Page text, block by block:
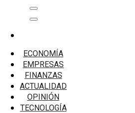
Menú
principal
ECONOMÍA
EMPRESAS
FINANZAS
ACTUALIDAD
OPINIÓN
TECNOLOGÍA
Tres veces sí a la inversión
Tres veces sí a la